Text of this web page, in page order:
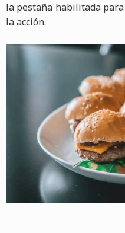
la pestaña habilitada
la acción.